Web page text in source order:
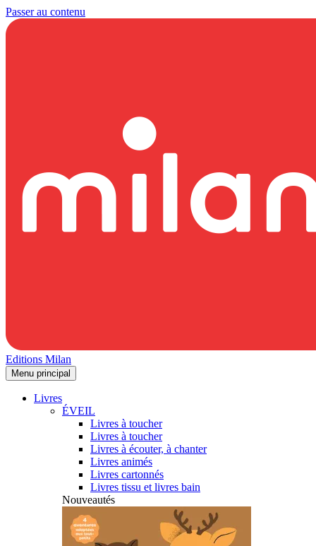
Passer au contenu
Editions Milan
Menu principal
Livres
ÉVEIL
Livres à toucher
Livres à toucher
Livres à écouter, à chanter
Livres animés
Livres cartonnés
Livres tissu et livres bain
Nouveautés